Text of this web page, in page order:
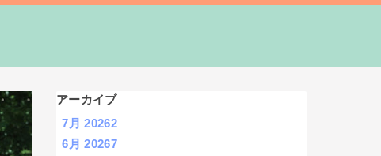
アーカイブ
7月 20262
6月 20267